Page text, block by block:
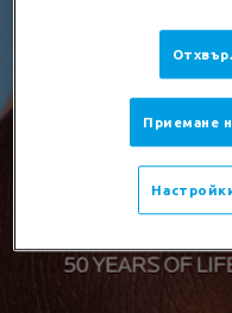
Приемане